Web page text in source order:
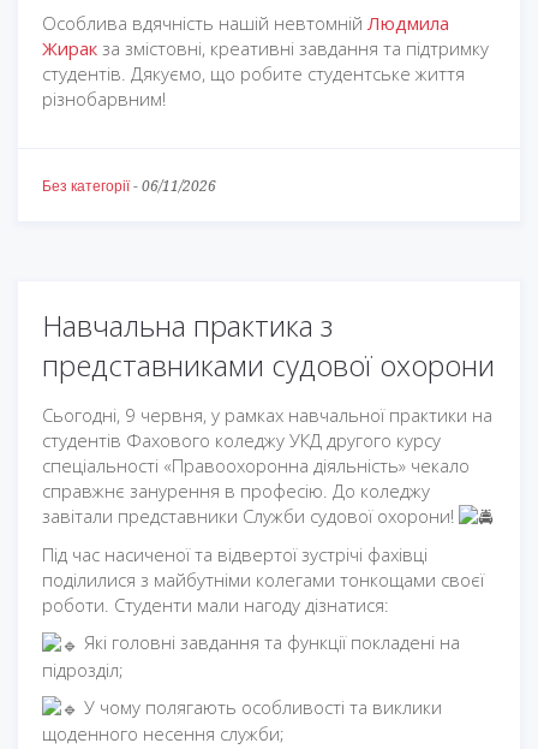
Особлива вдячність нашій невтомній Людмила
Жирак за змістовні, креативні завдання та підтримку
студентів. Дякуємо, що робите студентське життя
різнобарвним!
Без категорії- 06/11/2026
Навчальна практика з
представниками судової охорони
Сьогодні, 9 червня, у рамках навчальної практики на
студентів Фахового коледжу УКД другого курсу
спеціальності «Правоохоронна діяльність» чекало
справжнє занурення в професію. До коледжу
завітали представники Служби судової охорони!
Під час насиченої та відвертої зустрічі фахівці
поділилися з майбутніми колегами тонкощами своєї
роботи. Студенти мали нагоду дізнатися:
Які головні завдання та функції покладені на
підрозділ;
У чому полягають особливості та виклики
щоденного несення служби;